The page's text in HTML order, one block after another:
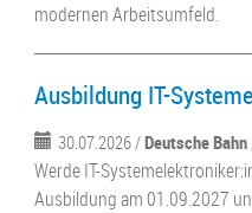
modernen Arbeitsumfeld.
Ausbildung IT-
30.07.2026 /Deutsche Bahn
Werde IT-
Ausbildung am 01.09.2027